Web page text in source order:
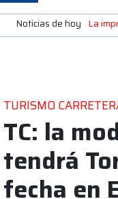
Noticias de hoy La
TURISMO
TC: la
tendrá
fecha en